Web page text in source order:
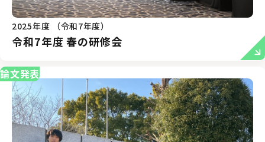
2025年度 （令和7年度）
令和7年度 春の研修会
論文発表